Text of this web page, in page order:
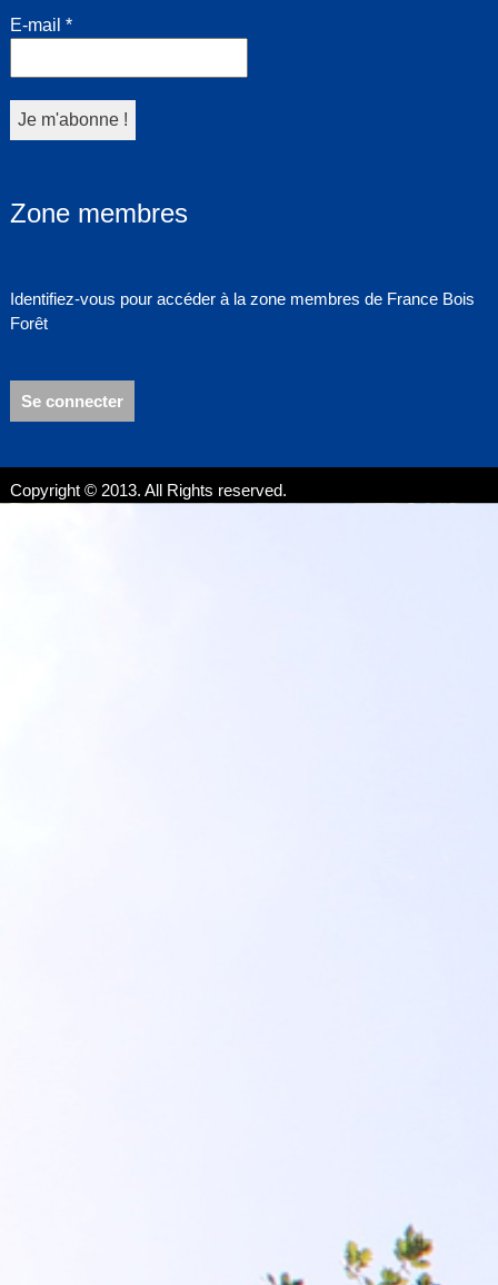
E-mail *
Zone membres
Identifiez-vous pour accéder à la zone membres de France Bois
Forêt
Se connecter
Copyright © 2013. All Rights reserved.